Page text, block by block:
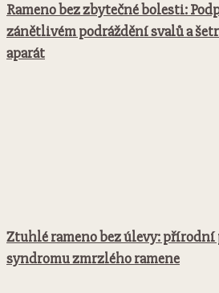
Rameno bez zbytečné bolesti:
zánětlivém podráždění svalů a
aparát
Ztuhlé rameno bez úlevy:
syndromu zmrzlého ramene